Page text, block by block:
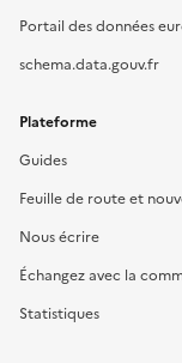
Portail des données
schema.data.gouv.fr
Plateforme
Guides
Feuille de route et
Nous écrire
Échangez avec la
Statistiques